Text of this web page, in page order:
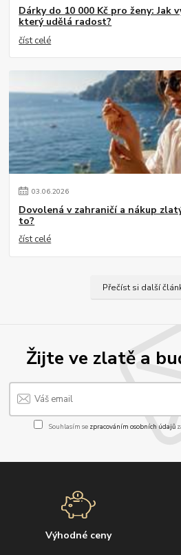
Dárky do 10 000 Kč pro ženy: Jak
který udělá radost?
číst celé
03.06.2026
Dovolená v zahraničí a nákup
to?
číst celé
Přečíst si další
Žijte ve zlatě a
Souhlasím se zpracováním osobních údajů
Výhodné ceny